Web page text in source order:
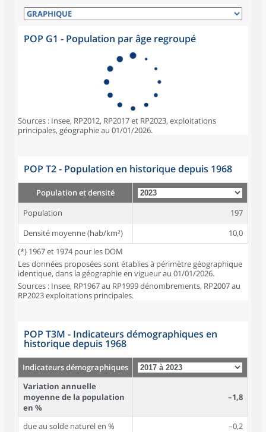
POP G1 - Population par âge regroupé
Sources : Insee, RP2012, RP2017 et RP2023, exploitations
principales, géographie au 01/01/2026.
POP T2 - Population en historique depuis 1968
Population et densité
Population
197
Densité moyenne (hab/km²)
10,0
(*) 1967 et 1974 pour les DOM
Les données proposées sont établies à périmètre géographique
identique, dans la géographie en vigueur au 01/01/2026.
Sources : Insee, RP1967 au RP1999 dénombrements, RP2007 au
RP2023 exploitations principales.
POP T3M - Indicateurs démographiques en
historique depuis 1968
Indicateurs démographiques
Variation annuelle
moyenne de la population
en %
–1,8
due au solde naturel en %
–0,2